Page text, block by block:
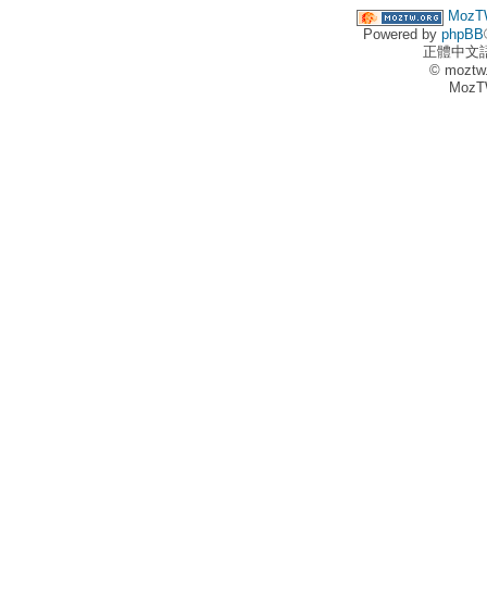
Powered by phpBB
正體中文
©